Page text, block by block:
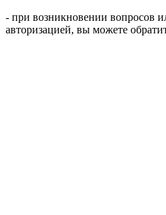
- при возникновении вопросов
авторизацией, вы можете